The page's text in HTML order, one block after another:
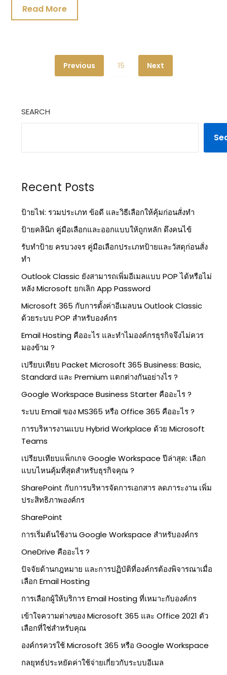
Read More
Previous 15 Next
SEARCH
Recent Posts
ป้ายไฟ: รวมประเภท ข้อดี และวิธีเลือกให้คุ้มก่อนสั่งทำ
ป้ายคลินิก คู่มือเลือกและออกแบบให้ถูกหลัก ดึงคนไข้
รับทำป้าย ครบวงจร คู่มือเลือกประเภทป้ายและวัสดุก่อนสั่ง
ทำ
Outlook Classic ยังสามารถเพิ่มอีเมลแบบ POP ได้หรือไม่
หลัง Microsoft ยกเลิก App Password
Microsoft 365 กับการตั้งค่าอีเมลบน Outlook Classic
ด้วยระบบ POP สำหรับองค์กร
Email Hosting คืออะไร และทำไมองค์กรธุรกิจจึงไม่ควร
มองข้าม ?
เปรียบเทียบ Packet Microsoft 365 Business: Basic,
Standard และ Premium แตกต่างกันอย่างไร ?
Google Workspace Business Starter คืออะไร ?
ระบบ Email ของ MS365 หรือ Office 365 คืออะไร ?
การบริหารงานแบบ Hybrid Workplace ด้วย Microsoft
Teams
เปรียบเทียบแพ็กเกจ Google Workspace ปีล่าสุด: เลือก
แบบไหนคุ้มที่สุดสำหรับธุรกิจคุณ ?
SharePoint กับการบริหารจัดการเอกสาร ลดภาระงาน เพิ่ม
ประสิทธิภาพองค์กร
SharePoint
การเริ่มต้นใช้งาน Google Workspace สำหรับองค์กร
OneDrive คืออะไร ?
ปัจจัยด้านกฎหมาย และการปฏิบัติที่องค์กรต้องพิจารณาเมื่อ
เลือก Email Hosting
การเลือกผู้ให้บริการ Email Hosting ที่เหมาะกับองค์กร
เข้าใจความต่างของ Microsoft 365 และ Office 2021 ตัว
เลือกที่ใช่สำหรับคุณ
องค์กรควรใช้ Microsoft 365 หรือ Google Workspace
กลยุทธ์ประหยัดค่าใช้จ่ายเกี่ยวกับระบบอีเมล